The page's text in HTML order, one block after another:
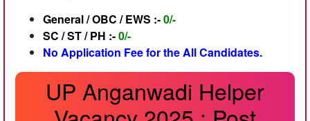
General / OBC / EWS :-0/-
SC / ST / PH :-0/-
No Application Fee for the All Candidates.
UP Anganwadi Helper